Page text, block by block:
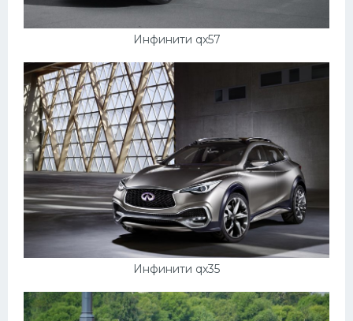
Инфинити qx57
Инфинити qx35